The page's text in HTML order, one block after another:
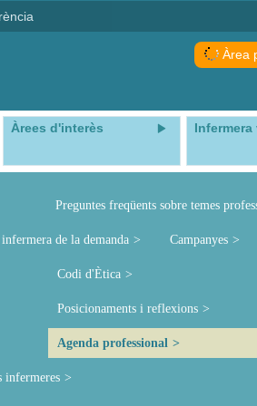
Àrea
Àrees d'interès Infermera
Preguntes freqüents sobre temes
de la demanda Campanyes
Codi d'Ètica
Posicionaments i reflexions
Agenda professional
infermeres